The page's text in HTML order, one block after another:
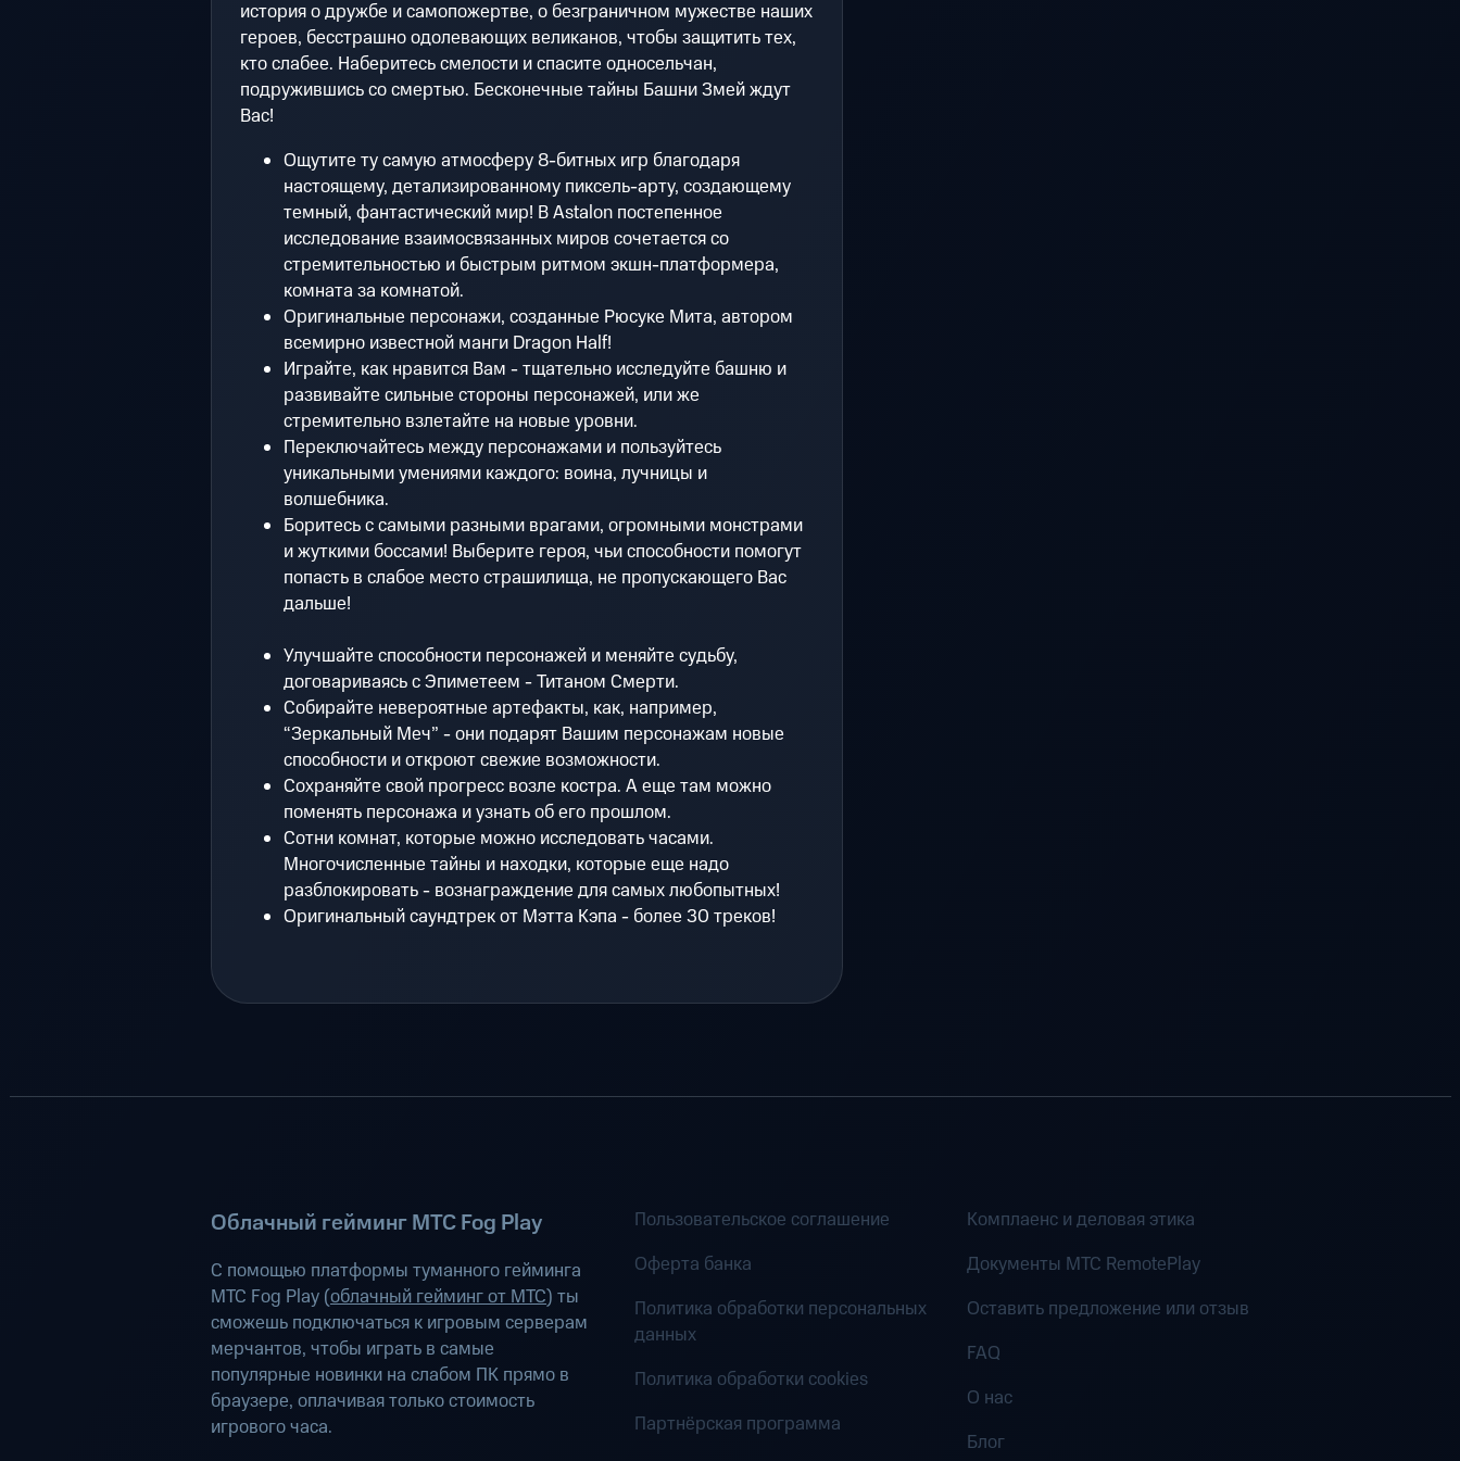
история о дружбе и самопожертве, о безграничном мужестве наших
героев, бесстрашно одолевающих великанов, чтобы защитить тех,
кто слабее. Наберитесь смелости и спасите односельчан,
подружившись со смертью. Бесконечные тайны Башни Змей ждут
Вас!
Ощутите ту самую атмосферу 8-битных игр благодаря
настоящему, детализированному пиксель-арту, создающему
темный, фантастический мир! В Astalon постепенное
исследование взаимосвязанных миров сочетается со
стремительностью и быстрым ритмом экшн-платформера,
комната за комнатой.
Оригинальные персонажи, созданные Рюсуке Мита, автором
всемирно известной манги Dragon Half!
Играйте, как нравится Вам - тщательно исследуйте башню и
развивайте сильные стороны персонажей, или же
стремительно взлетайте на новые уровни.
Переключайтесь между персонажами и пользуйтесь
уникальными умениями каждого: воина, лучницы и
волшебника.
Боритесь с самыми разными врагами, огромными монстрами
и жуткими боссами! Выберите героя, чьи способности помогут
попасть в слабое место страшилища, не пропускающего Вас
дальше!
Улучшайте способности персонажей и меняйте судьбу,
договариваясь с Эпиметеем - Титаном Смерти.
Собирайте невероятные артефакты, как, например,
“Зеркальный Меч” - они подарят Вашим персонажам новые
способности и откроют свежие возможности.
Сохраняйте свой прогресс возле костра. А еще там можно
поменять персонажа и узнать об его прошлом.
Сотни комнат, которые можно исследовать часами.
Многочисленные тайны и находки, которые еще надо
разблокировать - вознаграждение для самых любопытных!
Оригинальный саундтрек от Мэтта Кэпа - более 30 треков!
Облачный гейминг МТС Fog Play
С помощью платформы туманного гейминга
МТС Fog Play (облачный гейминг от МТС) ты
сможешь подключаться к игровым серверам
мерчантов, чтобы играть в самые
популярные новинки на слабом ПК прямо в
браузере, оплачивая только стоимость
игрового часа.
Пользовательское соглашение
Оферта банка
Политика обработки персональных
данных
Политика обработки cookies
Партнёрская программа
Комплаенс и деловая этика
Документы MTC RemotePlay
Оставить предложение или отзыв
FAQ
О нас
Блог